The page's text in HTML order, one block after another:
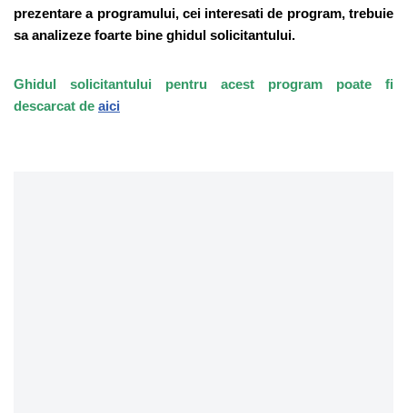
prezentare a programului, cei interesati de program, trebuie
sa analizeze foarte bine ghidul solicitantului.
Ghidul solicitantului pentru acest program poate fi
descarcat de aici